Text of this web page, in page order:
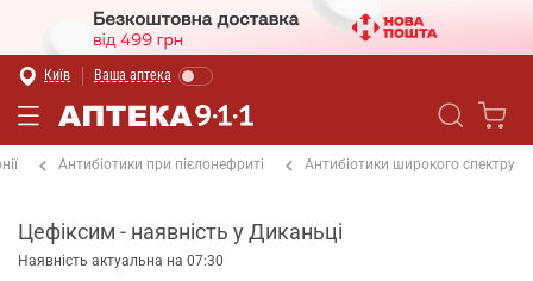
Київ Ваша аптека
Антибіотики при пієлонефриті Антибіотики широкого спектру
Цефіксим - наявність у Диканьці
Наявність актуальна на 07:30